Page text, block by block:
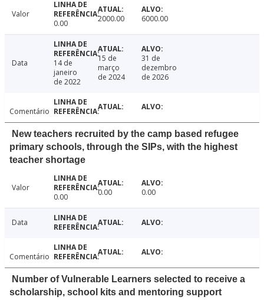
Valor
0.00
2000.00 6000.00
Data
14 de
janeiro
de 2022
15 de
março
de 2024
31 de
dezembro
de 2026
Comentário
New teachers recruited by the camp based refugee
primary schools, through the SIPs, with the highest
teacher shortage
Valor
0.00
0.00 0.00
Data
Comentário
Number of Vulnerable Learners selected to receive a
scholarship, school kits and mentoring support